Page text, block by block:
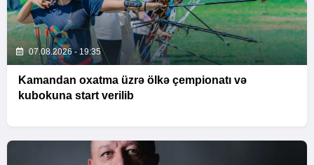
07.08.2026 - 19:35
Kamandan oxatma üzrə ölkə çempionatı və
kubokuna start verilib